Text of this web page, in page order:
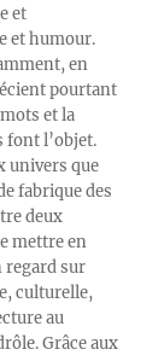
et
et humour.
en
pourtant
et la
font l’objet.
univers que
fabrique des
deux
mettre en
regard sur
culturelle,
au
Grâce aux